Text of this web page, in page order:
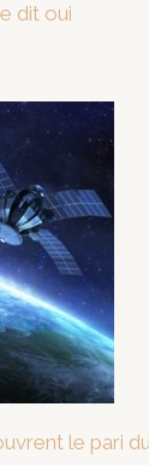
dit oui
le pari